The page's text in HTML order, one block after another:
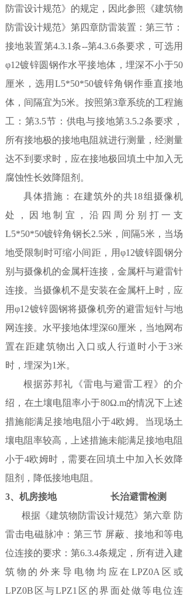
防雷设计规范》的规定，因此参照《建筑物
防雷设计规范》第四章防雷装置：第三节：
接地装置第4.3.1条--第4.3.6条要求，可选用
φ12镀锌圆钢作水平接地体，埋深不小于50
厘米，选用L5*50*50镀锌角钢作垂直接地
体，间隔宜为5米。按照第3章系统的工程施
工：第3.5节：供电与接地第3.5.2条要求，
所有接地极的接地电阻就进行测量，经测量
达不到要求时，应在接地极回填土中加入无
腐蚀性长效降阻剂。
具体措施：在建筑外的共18组摄像机
处，因地制宜，沿四周分别打一支
L5*50*50镀锌角钢长2.5米，间隔5米，当场
地受限制时可缩小间距，用φ12镀锌圆钢分
别与摄像机的金属杆连接，金属杆与避雷针
连接。当摄像机不是安装在金属杆上时，应
用φ12镀锌圆钢将摄像机旁的避雷短针与地
网连接。水平接地体埋深60厘米，当地网布
置在距建筑物出入口或人行道时小于3米
时，埋深为1米。
根据苏邦礼《雷电与避雷工程》的介
绍，在土壤电阻率小于80Ω.m的情况下上述
措施能满足接地电阻小于4欧姆。当现场土
壤电阻率较高，上述措施未能满足接地电阻
小于4欧姆时，需要在回填土中加入长效降
阻剂，降低接地电阻。
3、机房接地 长治避雷检测
根据《建筑物防雷设计规范》第六章 防
雷击电磁脉冲：第三节 屏蔽、接地和等电
位连接的要求：第6.3.4条规定，所有进入建
筑物的外来导电物均应在LPZ0A区或
LPZ0B区与LPZ1区的界面处做等电位连